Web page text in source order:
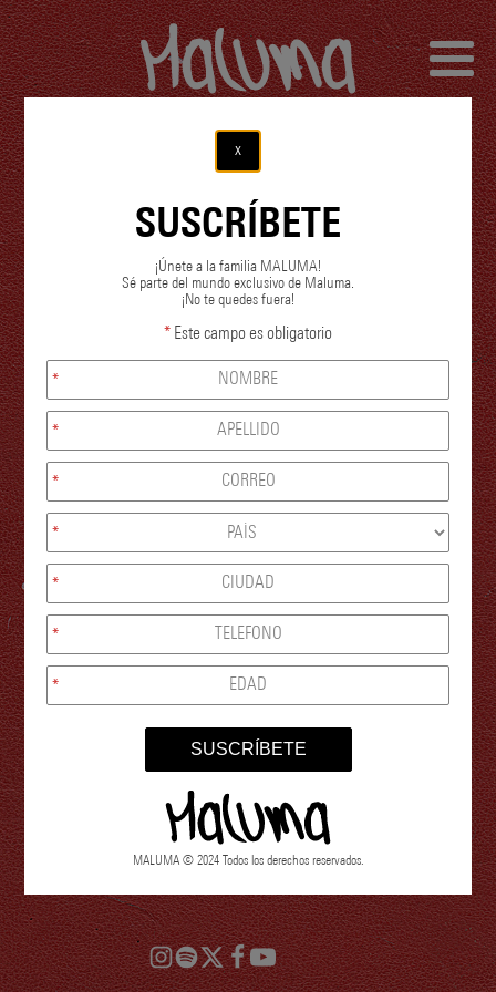
x
SUSCRÍBETE
¡Únete a la familia MALUMA!
Sé parte del mundo exclusivo de Maluma.
¡No te quedes fuera!
* Este campo es obligatorio
*
*
*
*
*
*
*
SUSCRÍBETE
MALUMA © 2024 Todos los derechos reservados.